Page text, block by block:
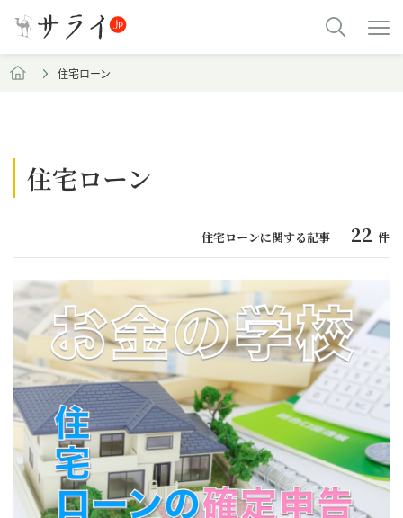
住宅ローン
住宅ローン
住宅ローンに関する記事 22 件